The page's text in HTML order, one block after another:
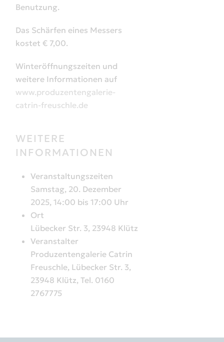
Benutzung.
Das Schärfen eines Messers
kostet € 7,00.
Winteröffnungszeiten und
weitere Informationen auf
www.produzentengalerie-
catrin-freuschle.de
WEITERE
INFORMATIONEN
Veranstaltungszeiten
Samstag, 20. Dezember
2025, 14:00 bis 17:00 Uhr
Ort
Lübecker Str. 3, 23948 Klütz
Veranstalter
Produzentengalerie Catrin
Freuschle, Lübecker Str. 3,
23948 Klütz, Tel. 0160
2767775